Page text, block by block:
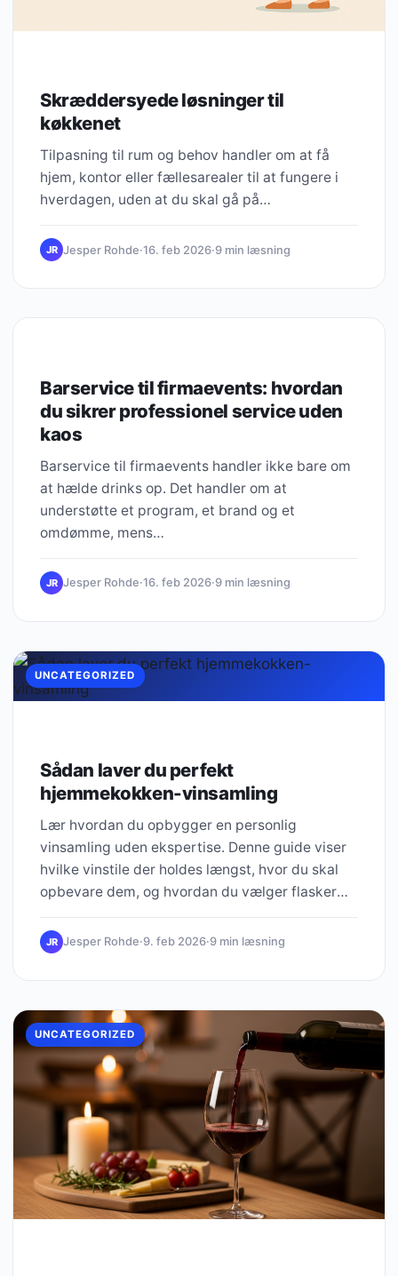
Skræddersyede løsninger til
køkkenet
Tilpasning til rum og behov handler om at få
hjem, kontor eller fællesarealer til at fungere i
hverdagen, uden at du skal gå på…
JR Jesper Rohde·16. feb 2026·9 min læsning
Barservice til firmaevents: hvordan
du sikrer professionel service uden
kaos
Barservice til firmaevents handler ikke bare om
at hælde drinks op. Det handler om at
understøtte et program, et brand og et
omdømme, mens…
JR Jesper Rohde·16. feb 2026·9 min læsning
UNCATEGORIZED
Sådan laver du perfekt
hjemmekokken-vinsamling
Lær hvordan du opbygger en personlig
vinsamling uden ekspertise. Denne guide viser
hvilke vinstile der holdes længst, hvor du skal
opbevare dem, og hvordan du vælger flasker
JR Jesper Rohde·9. feb 2026·9 min læsning
UNCATEGORIZED